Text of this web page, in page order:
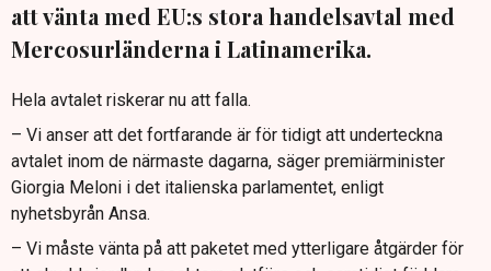
att vänta med EU:s stora handelsavtal med
Mercosurländerna i Latinamerika.
Hela avtalet riskerar nu att falla.
– Vi anser att det fortfarande är för tidigt att underteckna
avtalet inom de närmaste dagarna, säger premiärminister
Giorgia Meloni i det italienska parlamentet, enligt
nyhetsbyrån Ansa.
– Vi måste vänta på att paketet med ytterligare åtgärder för